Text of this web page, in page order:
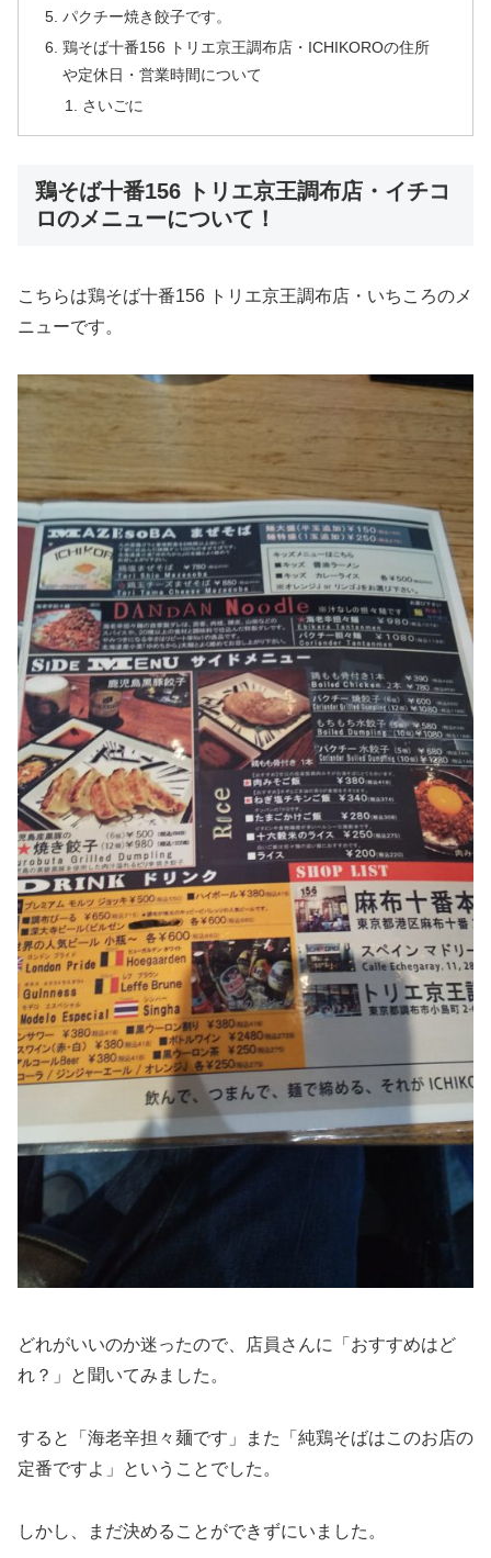
パクチー焼き餃子です。
鶏そば十番156 トリエ京王調布店・ICHIKOROの住所
や定休日・営業時間について
さいごに
鶏そば十番156 トリエ京王調布店・イチコ
ロのメニューについて！
こちらは鶏そば十番156 トリエ京王調布店・いちころのメ
ニューです。
どれがいいのか迷ったので、店員さんに「おすすめはど
れ？」と聞いてみました。
すると「海老辛担々麺です」また「純鶏そばはこのお店の
定番ですよ」ということでした。
しかし、まだ決めることができずにいました。